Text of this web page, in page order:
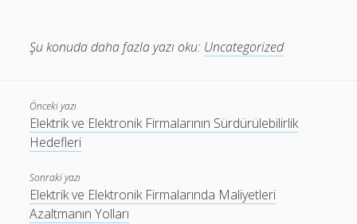
Şu konuda daha fazla yazı oku: Uncategorized
Önceki yazı
Elektrik ve Elektronik Firmalarının Sürdürülebilirlik
Hedefleri
Sonraki yazı
Elektrik ve Elektronik Firmalarında Maliyetleri
Azaltmanın Yolları